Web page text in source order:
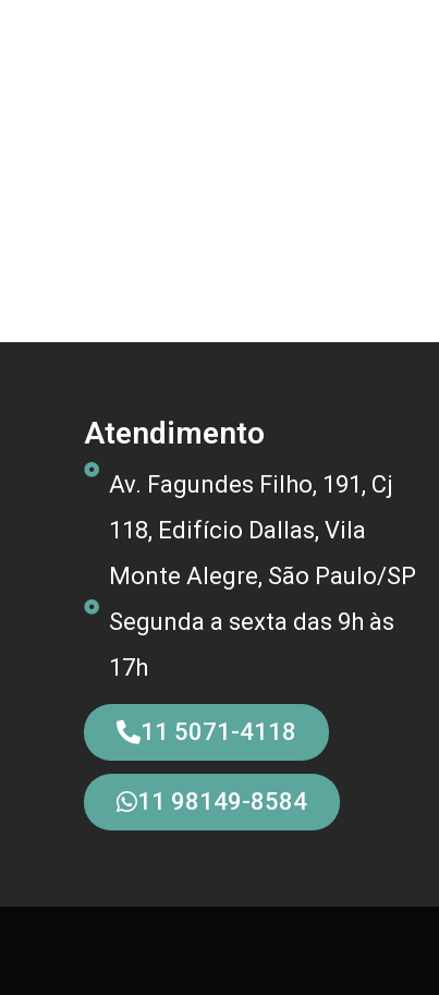
Atendimento
Av. Fagundes Filho, 191, Cj
118, Edifício Dallas, Vila
Monte Alegre, São Paulo/SP
Segunda a sexta das 9h às
17h
11 5071-4118
11 98149-8584